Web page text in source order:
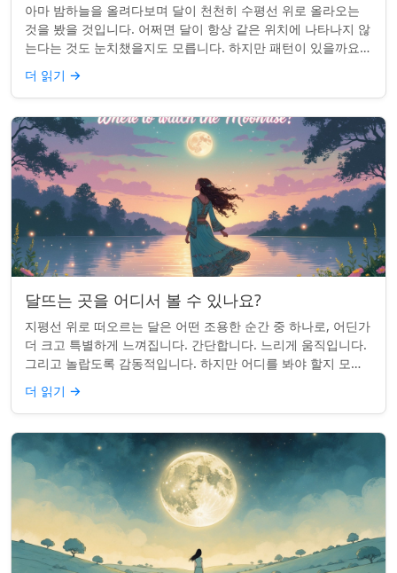
아마 밤하늘을 올려다보며 달이 천천히 수평선 위로 올라오는
것을 봤을 것입니다. 어쩌면 달이 항상 같은 위치에 나타나지 않
는다는 것도 눈치챘을지도 모릅니다. 하지만 패턴이 있을까요?
달은 정말 매번 동쪽에서 뜰까요?...
더 읽기 →
달뜨는 곳을 어디서 볼 수 있나요?
지평선 위로 떠오르는 달은 어떤 조용한 순간 중 하나로, 어딘가
더 크고 특별하게 느껴집니다. 간단합니다. 느리게 움직입니다.
그리고 놀랍도록 감동적입니다. 하지만 어디를 봐야 할지 모르
면 잡기 쉽지 않을 수 있습니...
더 읽기 →